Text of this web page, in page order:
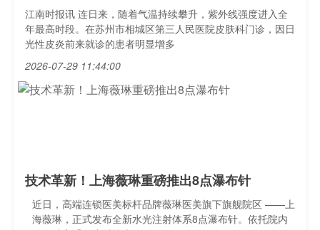
江南时报讯 连日来，随着气温持续攀升，紫外线强度进入全
年最高时段。在苏州市相城区第三人民医院皮肤科门诊，因日
光性皮炎前来就诊的患者明显增多
2026-07-29 11:44:00
技术革新！上海薇琳重磅推出8点瀑布针
近日，高端连锁医美标杆品牌薇琳医美旗下旗舰院区 ——上
海薇琳，正式发布全新水光注射体系8点瀑布针。依托院内